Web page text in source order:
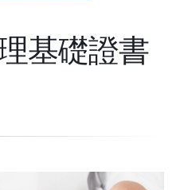
基礎證書